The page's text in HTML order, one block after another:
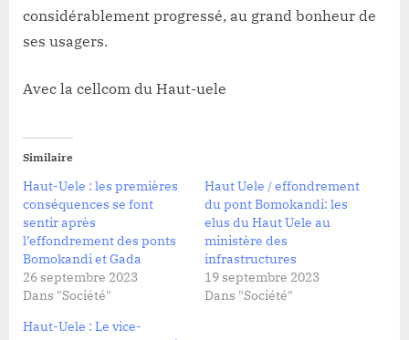
considérablement progressé, au grand bonheur de
ses usagers.
Avec la cellcom du Haut-uele
Similaire
Haut-Uele : les premières
conséquences se font
sentir après
l’effondrement des ponts
Bomokandi et Gada
26 septembre 2023
Dans "Société"
Haut Uele / effondrement
du pont Bomokandi: les
elus du Haut Uele au
ministère des
infrastructures
19 septembre 2023
Dans "Société"
Haut-Uele : Le vice-